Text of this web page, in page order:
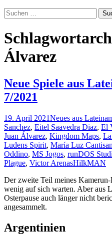
Suchen
nach:
Álvarez
Neue Spiele aus
7/2021
19. April 2021Neues aus
Sanchez, Eitel Saavedra Diaz, El
Juan Álvarez, Kingdom Maps,
Ludens Spirit, María Luz
Oddino, MS Jogos, runDOS
Plague, Victor ArenasHilkMAN
Der zweite Teil meines
wenig auf sich warten. Aber aus
Osterpause auch länger nicht
angesammelt.
Argentinien